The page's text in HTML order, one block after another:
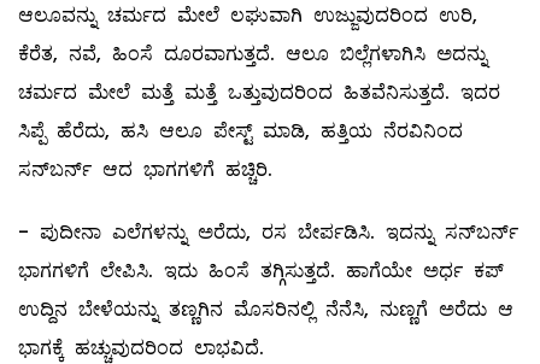
ಆಲೂವನ್ನು ಚರ್ಮದ ಮೇಲೆ ಲಘುವಾಗಿ ಉಜ್ಜುವುದರಿಂದ ಉರಿ,
ಕೆರೆತ, ನವೆ, ಹಿಂಸೆ ದೂರವಾಗುತ್ತದೆ. ಆಲೂ ಬಿಲ್ಲೆಗಳಾಗಿಸಿ ಅದನ್ನು
ಚರ್ಮದ ಮೇಲೆ ಮತ್ತೆ ಮತ್ತೆ ಒತ್ತುವುದರಿಂದ ಹಿತವೆನಿಸುತ್ತದೆ. ಇದರ
ಸಿಪ್ಪೆ ಹೆರೆದು, ಹಸಿ ಆಲೂ ಪೇಸ್ಟ್ ಮಾಡಿ, ಹತ್ತಿಯ ನೆರವಿನಿಂದ
ಸನ್‌ಬರ್ನ್‌ ಆದ ಭಾಗಗಳಿಗೆ ಹಚ್ಚಿರಿ.
- ಪುದೀನಾ ಎಲೆಗಳನ್ನು ಅರೆದು, ರಸ ಬೇರ್ಪಡಿಸಿ. ಇದನ್ನು ಸನ್‌ಬರ್ನ್‌
ಭಾಗಗಳಿಗೆ ಲೇಪಿಸಿ. ಇದು ಹಿಂಸೆ ತಗ್ಗಿಸುತ್ತದೆ. ಹಾಗೆಯೇ ಅರ್ಧ ಕಪ್‌
ಉದ್ದಿನ ಬೇಳೆಯನ್ನು ತಣ್ಣಗಿನ ಮೊಸರಿನಲ್ಲಿ ನೆನೆಸಿ, ನುಣ್ಣಗೆ ಅರೆದು ಆ
ಭಾಗಕ್ಕೆ ಹಚ್ಚುವುದರಿಂದ ಲಾಭವಿದೆ.